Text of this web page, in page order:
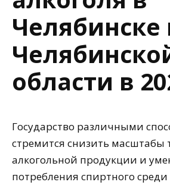
Челябинске
области в
Государство различными
стремится снизить масштабы
алкогольной продукции и
потребления спиртного